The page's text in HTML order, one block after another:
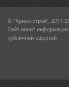
© "Криал-строй", 2011-
Сайт носит
публичной офертой